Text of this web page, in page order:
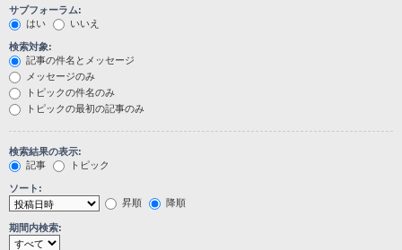
サブフォーラム:
はい
いいえ
検索対象:
記事の件名とメッセージ
メッセージのみ
トピックの件名のみ
トピックの最初の記事のみ
検索結果の表示:
記事
トピック
ソート:
昇順
降順
期間内検索: